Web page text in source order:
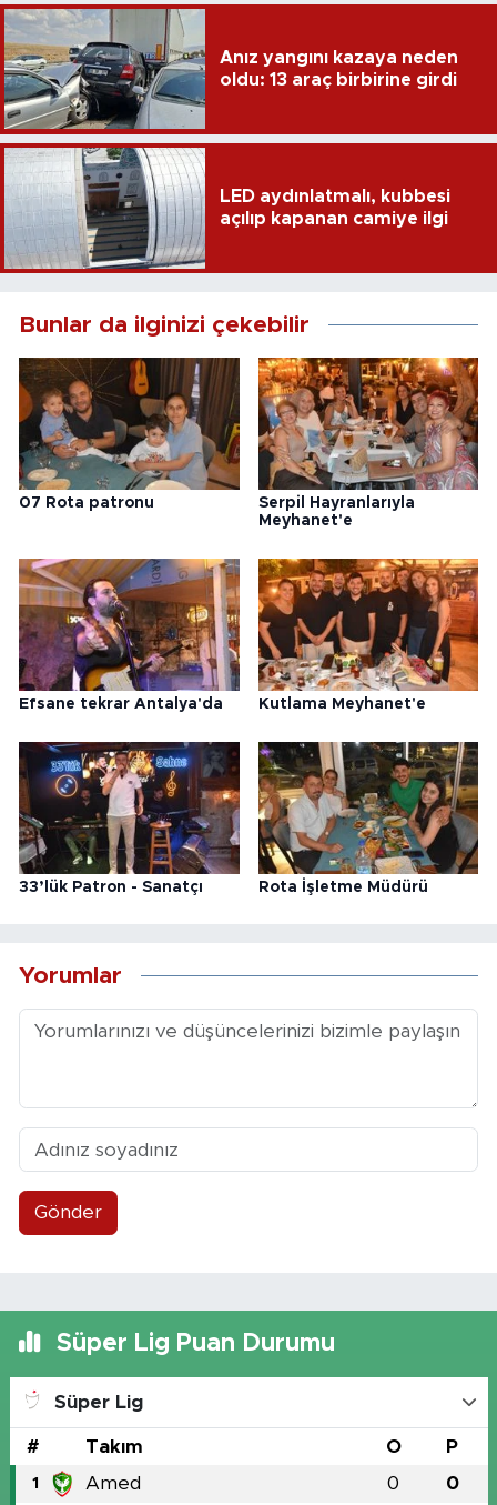
Anız yangını kazaya neden
oldu: 13 araç birbirine girdi
LED aydınlatmalı, kubbesi
açılıp kapanan camiye ilgi
Bunlar da ilginizi çekebilir
07 Rota patronu
Serpil Hayranlarıyla
Meyhanet'e
Efsane tekrar Antalya'da Kutlama Meyhanet'e
33’lük Patron - Sanatçı Rota İşletme Müdürü
Yorumlar
Gönder
Süper Lig Puan Durumu
Süper Lig
# Takım O P
1 Amed 0 0